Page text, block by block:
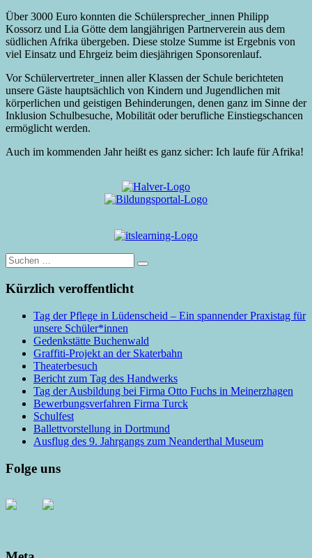
Über 3000 Euro konnten die Schülersprecher_innen Philipp
Kossorz und Lia Götte dem langjährigen Partnerverein aus dem
südlichen Afrika übergeben. Diese stolze Summe ist Ergebnis von
viel Einsatz und Ehrgeiz beim diesjährigen Sponsorenlauf.
Vor Schülervertreter_innen aller Klassen der Schule berichteten
unsere Gäste hauptsächlich von Kindern und Jugendlichen mit
körperlichen und geistigen Behinderungen, denen ganz im Sinne der
Inklusion Schulbesuche, Mobilität oder berufliche Einstiegschancen
ermöglicht werden.
Auch im kommenden Jahr heißt es ganz sicher: Ich laufe für Afrika!
Suche
nach:
Kürzlich veroffentlicht
Tag der Pflege in Lüdenscheid – Ein spannender Praxistag für
unsere Schüler*innen
Gedenkstätte Buchenwald
Graffiti-Projekt an der Skaterbahn
Theaterbesuch
Bericht zum Tag des Handwerks
Tag der Ausbildung bei Firma Otto Fuchs in Meinerzhagen
Bewerbungsverfahren Firma Turck
Schulfest
Ballettvorstellung in Dortmund
Ausflug des 9. Jahrgangs zum Neanderthal Museum
Folge uns